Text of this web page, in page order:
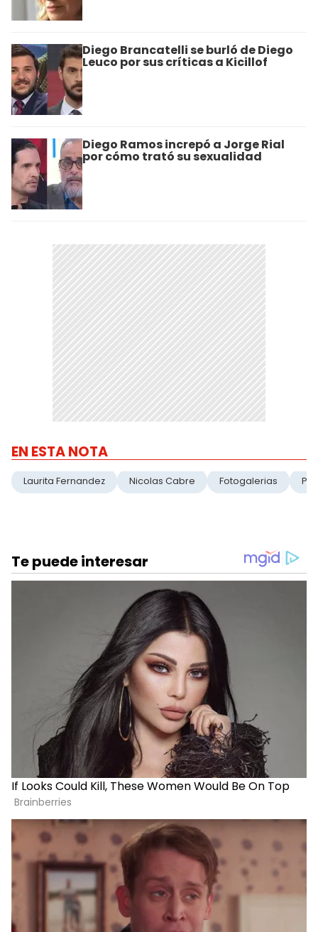
Diego Brancatelli se burló de Diego
Leuco por sus críticas a Kicillof
Diego Ramos increpó a Jorge Rial
por cómo trató su sexualidad
EN ESTA NOTA
Laurita Fernandez Nicolas Cabre Fotogalerias